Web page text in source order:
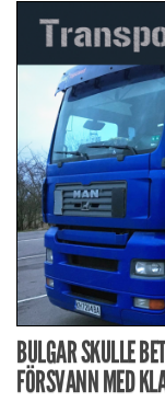
BULGAR SKULLE
FÖRSVANN MED